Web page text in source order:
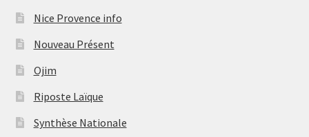
Nice Provence info
Nouveau Présent
Ojim
Riposte Laïque
Synthèse Nationale